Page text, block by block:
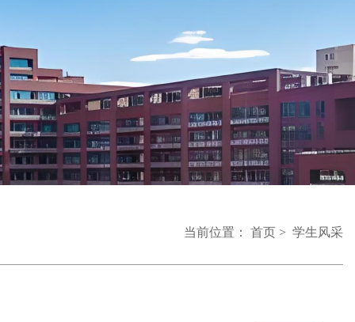
当前位置： 首页 > 学生风采